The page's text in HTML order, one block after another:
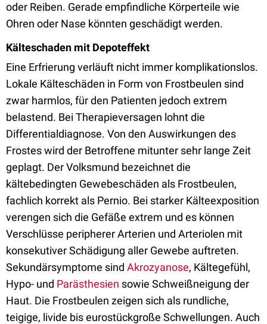
oder Reiben. Gerade empfindliche Körperteile wie
Ohren oder Nase könnten geschädigt werden.
Kälteschaden mit Depoteffekt
Eine Erfrierung verläuft nicht immer komplikationslos.
Lokale Kälteschäden in Form von Frostbeulen sind
zwar harmlos, für den Patienten jedoch extrem
belastend. Bei Therapieversagen lohnt die
Differentialdiagnose. Von den Auswirkungen des
Frostes wird der Betroffene mitunter sehr lange Zeit
geplagt. Der Volksmund bezeichnet die
kältebedingten Gewebeschäden als Frostbeulen,
fachlich korrekt als Pernio. Bei starker Kälteexposition
verengen sich die Gefäße extrem und es können
Verschlüsse peripherer Arterien und Arteriolen mit
konsekutiver Schädigung aller Gewebe auftreten.
Sekundärsymptome sind Akrozyanose, Kältegefühl,
Hypo- und Parästhesien sowie Schweißneigung der
Haut. Die Frostbeulen zeigen sich als rundliche,
teigige, livide bis eurostückgroße Schwellungen. Auch